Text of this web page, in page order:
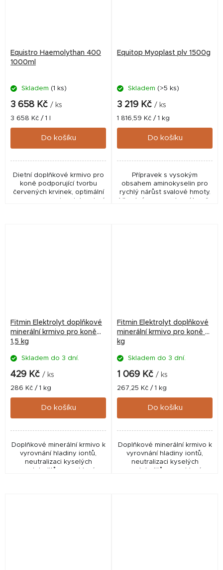
Equistro Haemolythan 400
1000ml
Skladem (1 ks)
3 658 Kč / ks
Měrná
cena:
3 658 Kč / 1 l
Do košíku
Dietní doplňkové krmivo pro
koně podporující tvorbu
červených krvinek, optimální
pro regeneraci po intenzivní
Equitop Myoplast plv 1500g
Skladem (>5 ks)
3 219 Kč / ks
Měrná
cena:
1 816,59 Kč / 1 kg
Do košíku
Přípravek s vysokým
obsahem aminokyselin pro
rychlý nárůst svalové hmoty.
Vhodné pro sportovní koně,
Fitmin Elektrolyt doplňkové
minerální krmivo pro koně
1,5 kg
Skladem do 3 dní.
429 Kč / ks
Měrná
cena:
286 Kč / 1 kg
Do košíku
Doplňkové minerální krmivo k
vyrovnání hladiny iontů,
neutralizaci kyselých
Fitmin Elektrolyt doplňkové
minerální krmivo pro koně 4
kg
Skladem do 3 dní.
1 069 Kč / ks
Měrná
cena:
267,25 Kč / 1 kg
Do košíku
Doplňkové minerální krmivo k
vyrovnání hladiny iontů,
neutralizaci kyselých